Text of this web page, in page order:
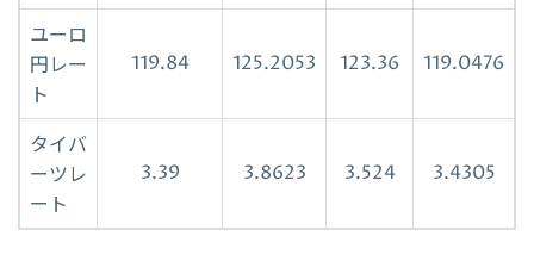
ユーロ
円レー
ト
119.84 125.2053 123.36 119.0476
タイバ
ーツレ
ート
3.39 3.8623 3.524 3.4305